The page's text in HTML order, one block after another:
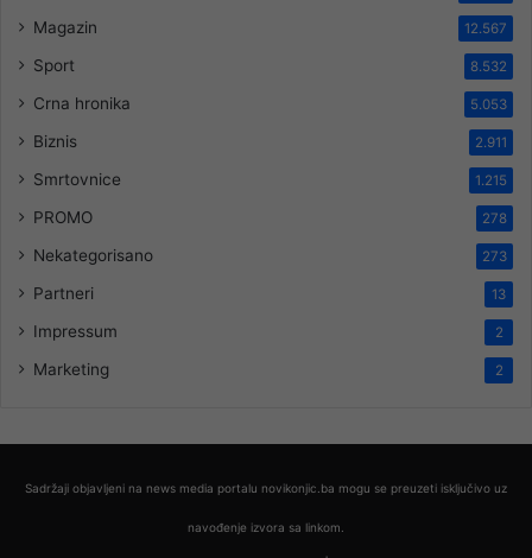
Magazin 12.567
Sport 8.532
Crna hronika 5.053
Biznis 2.911
Smrtovnice 1.215
PROMO 278
Nekategorisano 273
Partneri 13
Impressum 2
Marketing 2
Sadržaji objavljeni na news media portalu novikonjic.ba mogu se preuzeti isključivo uz
navođenje izvora sa linkom.